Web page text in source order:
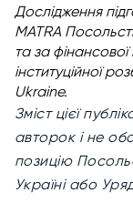
Дослідження
MATRA
та за
інституційної
Ukraine.
Зміст цієї
авторок і не
позицію
Україні або